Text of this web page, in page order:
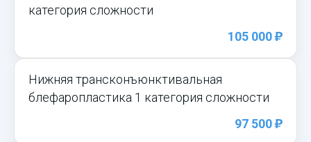
категория сложности
105 000)
Нижняя трансконъюнктивальная
блефаропластика 1 категория сложности
97 500)